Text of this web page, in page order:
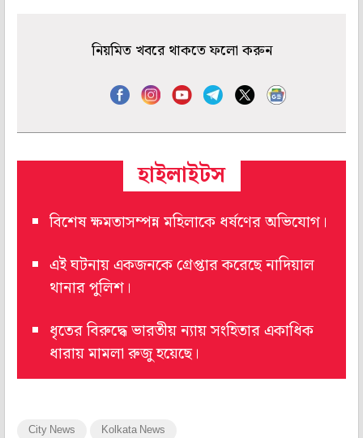
নিয়মিত খবরে থাকতে ফলো করুন
হাইলাইটস
বিশেষ ক্ষমতাসম্পন্ন মহিলাকে ধর্ষণের অভিযোগ।
এই ঘটনায় একজনকে গ্রেপ্তার করেছে নাদিয়াল
থানার পুলিশ।
ধৃতের বিরুদ্ধে ভারতীয় ন্যায় সংহিতার একাধিক
ধারায় মামলা রুজু হয়েছে।
City News Kolkata News